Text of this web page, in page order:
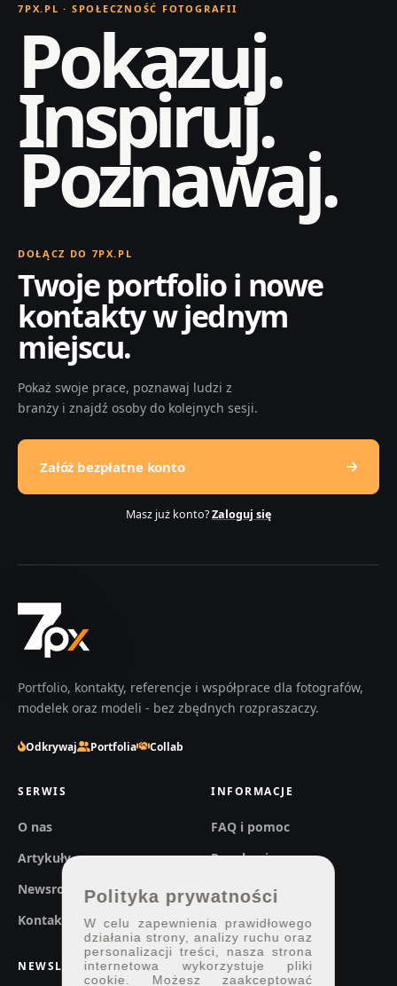
7PX.PL · SPOŁECZNOŚĆ FOTOGRAFII
Pokazuj.
Inspiruj.
Poznawaj.
DOŁĄCZ DO 7PX.PL
Twoje portfolio i nowe
kontakty w jednym
miejscu.
Pokaż swoje prace, poznawaj ludzi z
branży i znajdź osoby do kolejnych sesji.
Załóż bezpłatne konto
Masz już konto?Zaloguj się
Portfolio, kontakty, referencje i współprace dla fotografów,
modelek oraz modeli - bez zbędnych rozpraszaczy.
Odkrywaj Portfolia Collab
SERWIS
O nas
Artykuły
Newsroom
Kontakt
INFORMACJE
FAQ i pomoc
Regulaminy
Prywatność
NEWSLETTER
Polityka prywatności
W celu zapewnienia prawidłowego
działania strony, analizy ruchu oraz
personalizacji treści, nasza strona
internetowa wykorzystuje pliki
cookie. Możesz zaakceptować